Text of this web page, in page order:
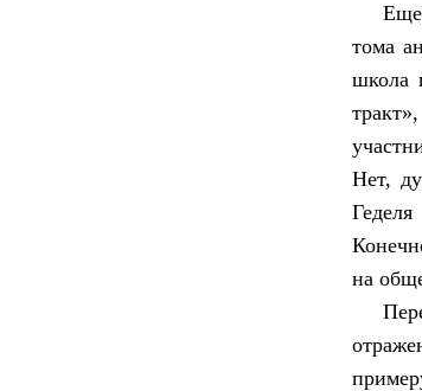
тома
школа
Нет,
на